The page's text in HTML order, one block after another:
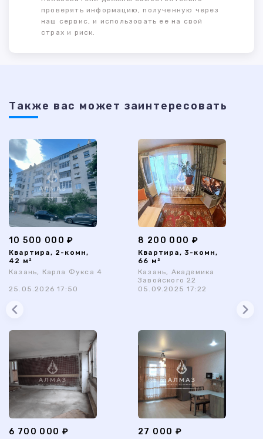
проверять информацию, полученную через
наш сервис, и использовать ее на свой
страх и риск.
Также ваc может заинтересовать
10 500 000 ₽
Квартира, 2-комн,
42 м²
Казань, Карла Фукса 4
25.05.2026 17:50
8 200 000 ₽
Квартира, 3-комн,
66 м²
Казань, Академика
Завойского 22
05.09.2025 17:22
6 700 000 ₽ 27 000 ₽